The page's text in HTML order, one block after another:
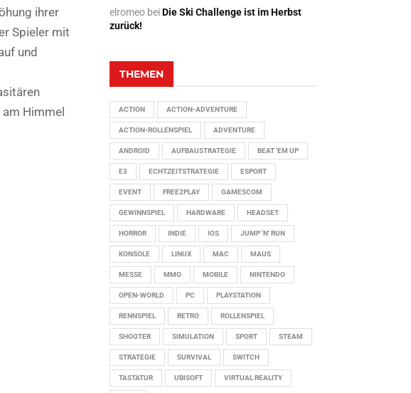
ihrer
Spieler mit
und
am Himmel
elromeo beiDie Ski Challenge ist im Herbst
zurück!
THEMEN
ACTION ACTION-ADVENTURE
ACTION-ROLLENSPIEL ADVENTURE
ANDROID AUFBAUSTRATEGIE BEAT 'EM UP
E3 ECHTZEITSTRATEGIE ESPORT
EVENT FREE2PLAY GAMESCOM
GEWINNSPIEL HARDWARE HEADSET
HORROR INDIE IOS JUMP 'N' RUN
KONSOLE LINUX MAC MAUS
MESSE MMO MOBILE NINTENDO
OPEN-WORLD PC PLAYSTATION
RENNSPIEL RETRO ROLLENSPIEL
SHOOTER SIMULATION SPORT STEAM
STRATEGIE SURVIVAL SWITCH
TASTATUR UBISOFT VIRTUAL REALITY